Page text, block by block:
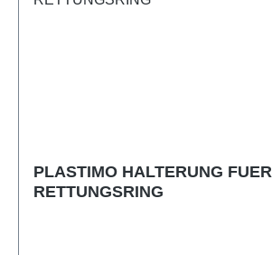
PLASTIMO HALTERUNG FUER
RETTUNGSRING